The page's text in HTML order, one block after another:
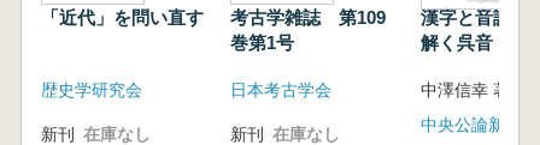
「近代」を問い直す
歴史学研究会
新刊 在庫なし
考古学雑誌 第109
巻第1号
日本考古学会
新刊 在庫なし
漢字と音読み
解く呉音・漢
中澤信幸 著
中央公論新社